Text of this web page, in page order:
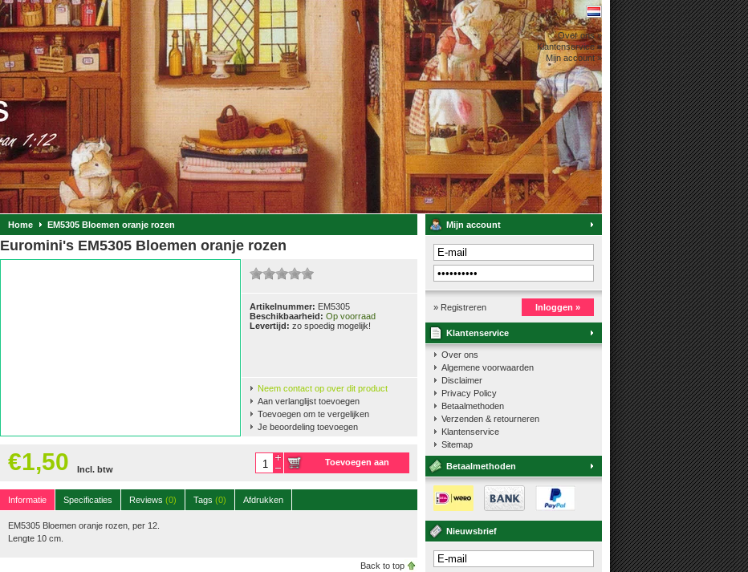
Over ons »
Klantenservice »
Mijn account »
Home EM5305 Bloemen oranje rozen
Euromini's EM5305 Bloemen oranje rozen
Artikelnummer: EM5305
Beschikbaarheid: Op voorraad
Levertijd: zo spoedig mogelijk!
Neem contact op over dit product
Aan verlanglijst toevoegen
Toevoegen om te vergelijken
Je beoordeling toevoegen
€1,50 Incl. btw
Toevoegen aan
Informatie
Specificaties Reviews (0) Tags (0) Afdrukken
EM5305 Bloemen oranje rozen, per 12.
Lengte 10 cm.
Back to top
Mijn account
» Registreren Inloggen »
Klantenservice
Over ons
Algemene voorwaarden
Disclaimer
Privacy Policy
Betaalmethoden
Verzenden & retourneren
Klantenservice
Sitemap
Betaalmethoden
Nieuwsbrief